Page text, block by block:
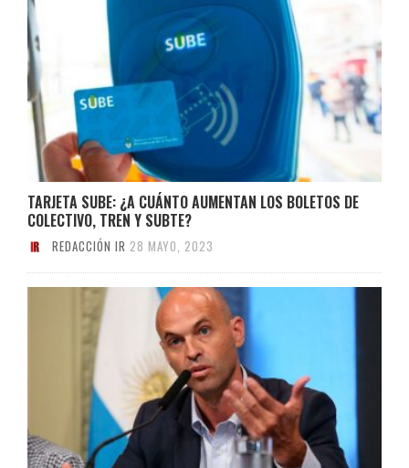
TARJETA SUBE: ¿A CUÁNTO AUMENTAN LOS BOLETOS DE
COLECTIVO, TREN Y SUBTE?
REDACCIÓN IR 28 MAYO, 2023